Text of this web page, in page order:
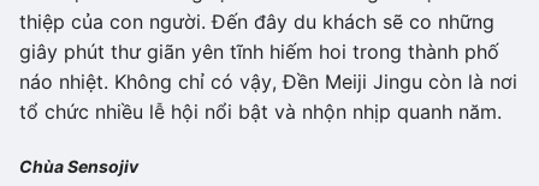
thiệp của con người. Đến đây du khách sẽ co những
giây phút thư giãn yên tĩnh hiếm hoi trong thành phố
náo nhiệt. Không chỉ có vậy, Đền Meiji Jingu còn là nơi
tổ chức nhiều lễ hội nổi bật và nhộn nhịp quanh năm.
Chùa Sensojiv